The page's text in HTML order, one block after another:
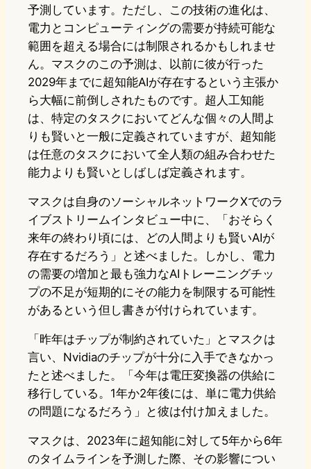
予測しています。ただし、この技術の進化は、
電力とコンピューティングの需要が持続可能な
範囲を超える場合には制限されるかもしれませ
ん。マスクのこの予測は、以前に彼が行った
2029年までに超知能AIが存在するという主張か
ら大幅に前倒しされたものです。超人工知能
は、特定のタスクにおいてどんな個々の人間よ
りも賢いと一般に定義されていますが、超知能
は任意のタスクにおいて全人類の組み合わせた
能力よりも賢いとしばしば定義されます。
マスクは自身のソーシャルネットワークXでのラ
イブストリームインタビュー中に、「おそらく
来年の終わり頃には、どの人間よりも賢いAIが
存在するだろう」と述べました。しかし、電力
の需要の増加と最も強力なAIトレーニングチッ
プの不足が短期的にその能力を制限する可能性
があるという但し書きが付けられています。
「昨年はチップが制約されていた」とマスクは
言い、Nvidiaのチップが十分に入手できなかっ
たと述べました。「今年は電圧変換器の供給に
移行している。1年か2年後には、単に電力供給
の問題になるだろう」と彼は付け加えました。
マスクは、2023年に超知能に対して5年から6年
のタイムラインを予測した際、その影響につい